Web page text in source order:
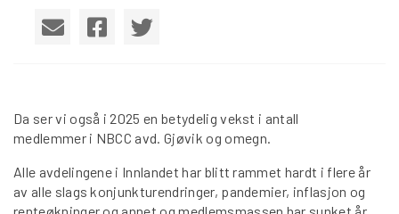
Da ser vi også i 2025 en betydelig vekst i antall
medlemmer i NBCC avd. Gjøvik og omegn.
Alle avdelingene i Innlandet har blitt rammet hardt i flere år
av alle slags konjunkturendringer, pandemier, inflasjon og